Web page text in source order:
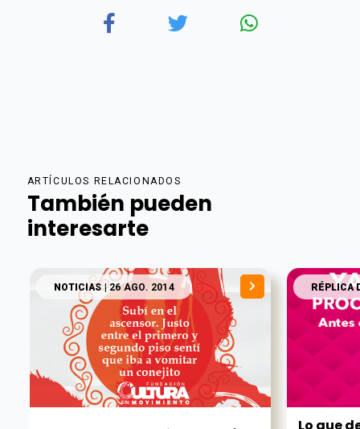
ARTÍCULOS RELACIONADOS
También pueden
interesarte
NOTICIAS| 26 AGO. 2014 RÉPLICA
Lo que